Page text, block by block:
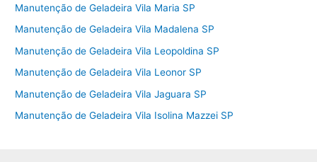
Manutenção de Geladeira Vila Maria SP
Manutenção de Geladeira Vila Madalena SP
Manutenção de Geladeira Vila Leopoldina SP
Manutenção de Geladeira Vila Leonor SP
Manutenção de Geladeira Vila Jaguara SP
Manutenção de Geladeira Vila Isolina Mazzei SP